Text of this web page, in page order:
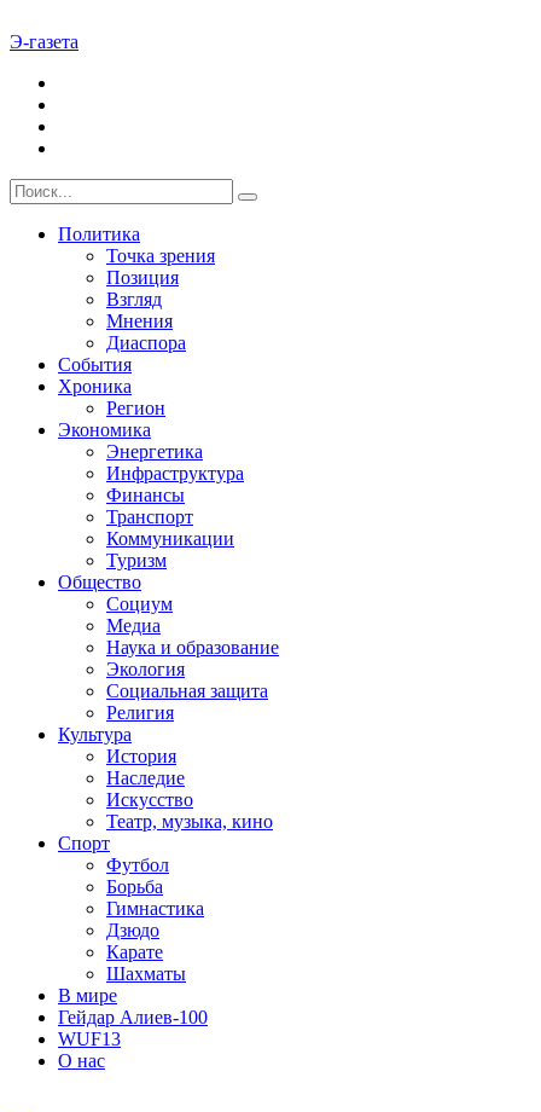
Э-газета
Политика
Точка зрения
Позиция
Взгляд
Мнения
Диаспора
События
Хроника
Регион
Экономика
Энергетика
Инфраструктура
Финансы
Транспорт
Коммуникации
Туризм
Общество
Социум
Медиа
Наука и образование
Экология
Социальная защита
Религия
Культура
История
Наследие
Искусство
Театр, музыка, кино
Спорт
Футбол
Борьба
Гимнастика
Дзюдо
Карате
Шахматы
В мире
Гейдар Алиев-100
WUF13
О нас